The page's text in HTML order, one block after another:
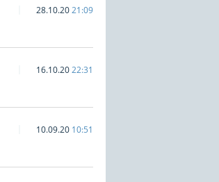
28.10.2021:09
16.10.2022:31
10.09.20 10:51